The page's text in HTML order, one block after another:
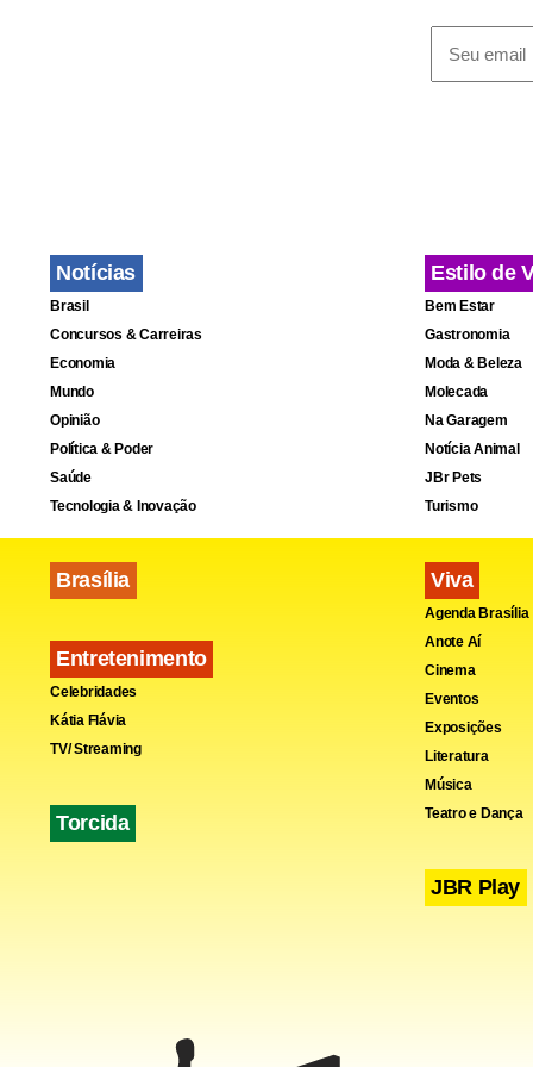
Estado
sua força
“Nós
sírias,
cara”,
ONU,
Notícias
Brasil
Concursos & Carreiras
Economia
Mundo
Opinião
Política & Poder
Saúde
Tecnologia & Inovação
Brasília
Entretenimento
Celebridades
Kátia Flávia
TV/ Streaming
Torcida
Estilo de
Bem Estar
Gastronomia
Moda & Beleza
Molecada
Na Garagem
Notícia Animal
JBr Pets
Turismo
Viva
Agenda Brasília
Anote Aí
Cinema
Eventos
Exposições
Literatura
Música
Teatro e Dança
JBR Play